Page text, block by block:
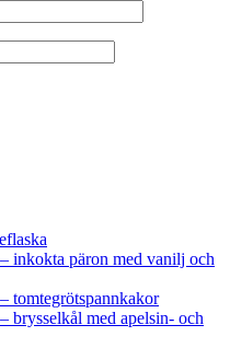
inkokta päron med vanilj och
tomtegrötspannkakor
brysselkål med apelsin- och